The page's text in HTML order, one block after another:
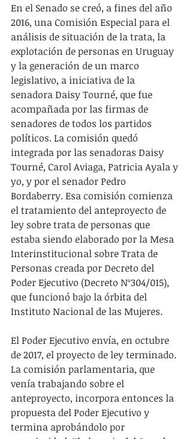
En el Senado se creó, a fines del año
2016, una Comisión Especial para el
análisis de situación de la trata, la
explotación de personas en Uruguay
y la generación de un marco
legislativo, a iniciativa de la
senadora Daisy Tourné, que fue
acompañada por las firmas de
senadores de todos los partidos
políticos. La comisión quedó
integrada por las senadoras Daisy
Tourné, Carol Aviaga, Patricia Ayala y
yo, y por el senador Pedro
Bordaberry. Esa comisión comienza
el tratamiento del anteproyecto de
ley sobre trata de personas que
estaba siendo elaborado por la Mesa
Interinstitucional sobre Trata de
Personas creada por Decreto del
Poder Ejecutivo (Decreto Nº304/015),
que funcionó bajo la órbita del
Instituto Nacional de las Mujeres.
El Poder Ejecutivo envía, en octubre
de 2017, el proyecto de ley terminado.
La comisión parlamentaria, que
venía trabajando sobre el
anteproyecto, incorpora entonces la
propuesta del Poder Ejecutivo y
termina aprobándolo por